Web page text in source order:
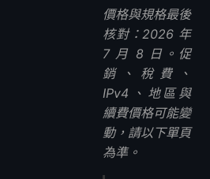
常見問題
1. 我需要什麼 VPS 規格來運行 Hermes Agent？
2. 我可以在便宜的 VPS 上運行 Hermes Agent 嗎？
3. 為什麼要使用 VPS 而不是本地機器？
4. Hermes Agent 需要 GPU 嗎？
價格與規格最後
核對：2026 年
7 月 8 日。促
銷、稅費、
IPv4、地區與
續費價格可能變
動，請以下單頁
為準。